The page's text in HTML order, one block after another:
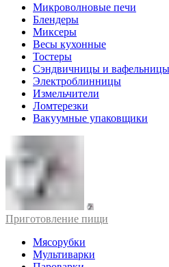
Микроволновые печи
Блендеры
Миксеры
Весы кухонные
Тостеры
Сэндвичницы и вафельницы
Электроблинницы
Измельчители
Ломтерезки
Вакуумные упаковщики
Приготовление пищи
Мясорубки
Мультиварки